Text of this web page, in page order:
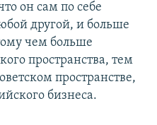
он сам по себе
другой, и больше
чем больше
пространства, тем
пространстве,
бизнеса.